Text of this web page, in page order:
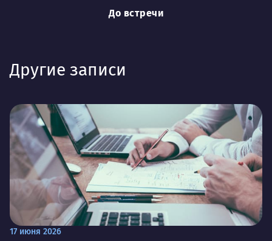
До встречи
Другие записи
17 июня 2026